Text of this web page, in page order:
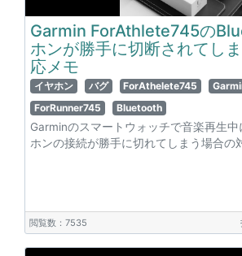
Garmin ForAthlete745の
ホンが勝手に切断されてし
応メモ
イヤホン バグ ForAthelete745
ForRunner745
Bluetooth
Garminのスマートウォッチで音楽再生
ホンの接続が勝手に切れてしまう場合の
閲覧数：7535